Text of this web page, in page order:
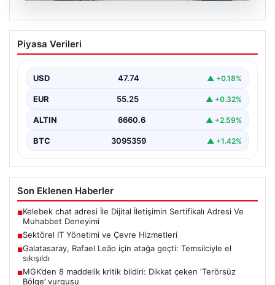
08.08.2026
Sektörel IT Yönetimi ve Çevre
Hizmetleri
parklarını düzenli zamanda yenilemektedir. Bu yenileme
süreçlerinde boşta…
Piyasa Verileri
USD 47.74 ▲ +0.18%
EUR 55.25 ▲ +0.32%
ALTIN 6660.6 ▲ +2.59%
BTC 3095359 ▲ +1.42%
Son Eklenen Haberler
■Kelebek chat adresi İle Dijital İletişimin Sertifikalı Adresi Ve
Muhabbet Deneyimi
■Sektörel IT Yönetimi ve Çevre Hizmetleri
■Galatasaray, Rafael Leão için atağa geçti: Temsilciyle el
sıkışıldı
■MGK’den 8 maddelik kritik bildiri: Dikkat çeken ‘Terörsüz
Bölge’ vurgusu